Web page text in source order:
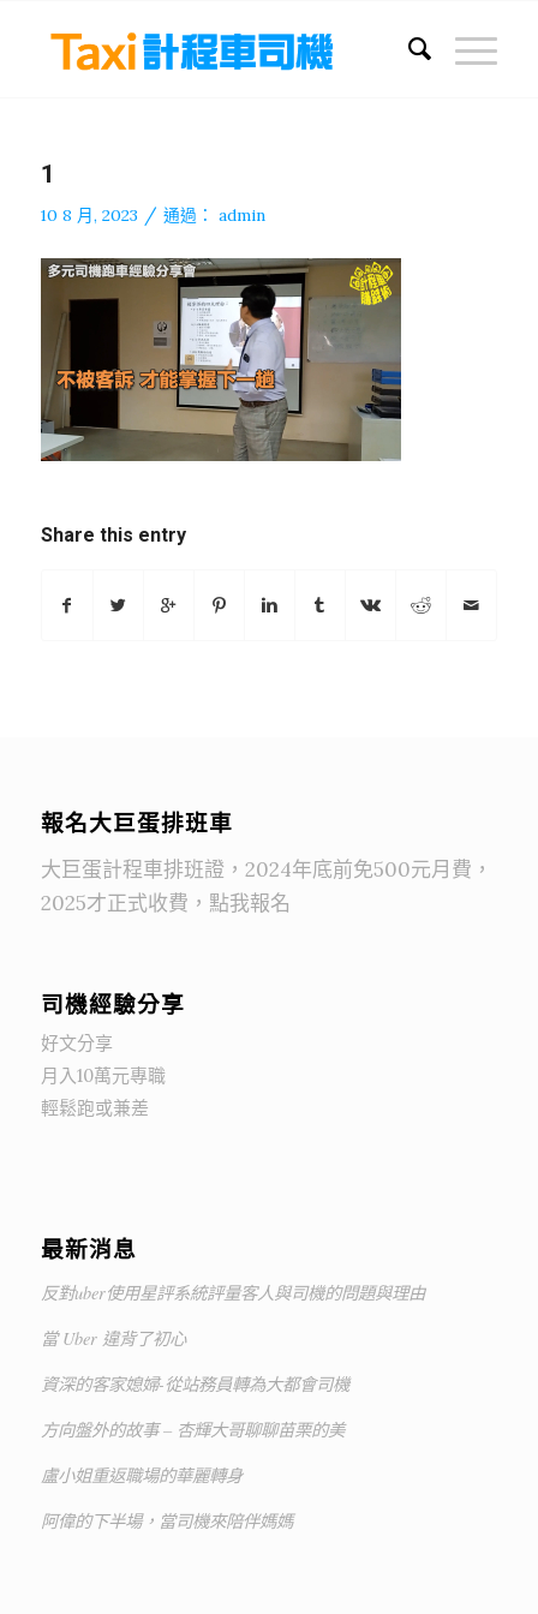
1
10 8 月, 2023 / 通過： admin
Share this entry
報名大巨蛋排班車
大巨蛋計程車排班證，2024年底前免500元月費，
2025才正式收費，點我報名
司機經驗分享
好文分享
月入10萬元專職
輕鬆跑或兼差
最新消息
反對uber使用星評系統評量客人與司機的問題與理由
當 Uber 違背了初心
資深的客家媳婦-從站務員轉為大都會司機
方向盤外的故事 – 杏輝大哥聊聊苗栗的美
盧小姐重返職場的華麗轉身
阿偉的下半場，當司機來陪伴媽媽